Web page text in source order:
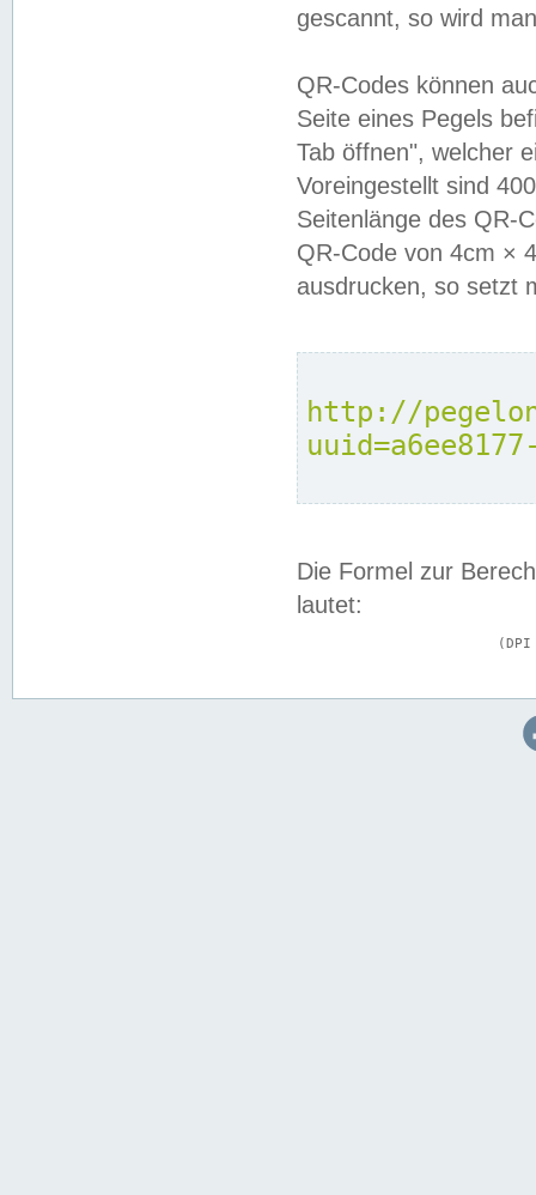
gescannt, so wird
QR-Codes können
Seite eines Pegels
Tab öffnen", welcher
Voreingestellt sind
Seitenlänge des QR-
QR-Code von 4cm ×
ausdrucken, so setzt
http://
Die Formel zur
lautet: